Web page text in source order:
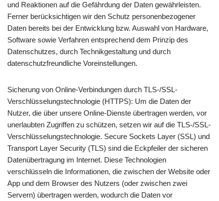
und Reaktionen auf die Gefährdung der Daten gewährleisten.
Ferner berücksichtigen wir den Schutz personenbezogener
Daten bereits bei der Entwicklung bzw. Auswahl von Hardware,
Software sowie Verfahren entsprechend dem Prinzip des
Datenschutzes, durch Technikgestaltung und durch
datenschutzfreundliche Voreinstellungen.
Sicherung von Online-Verbindungen durch TLS-/SSL-
Verschlüsselungstechnologie (HTTPS): Um die Daten der
Nutzer, die über unsere Online-Dienste übertragen werden, vor
unerlaubten Zugriffen zu schützen, setzen wir auf die TLS-/SSL-
Verschlüsselungstechnologie. Secure Sockets Layer (SSL) und
Transport Layer Security (TLS) sind die Eckpfeiler der sicheren
Datenübertragung im Internet. Diese Technologien
verschlüsseln die Informationen, die zwischen der Website oder
App und dem Browser des Nutzers (oder zwischen zwei
Servern) übertragen werden, wodurch die Daten vor